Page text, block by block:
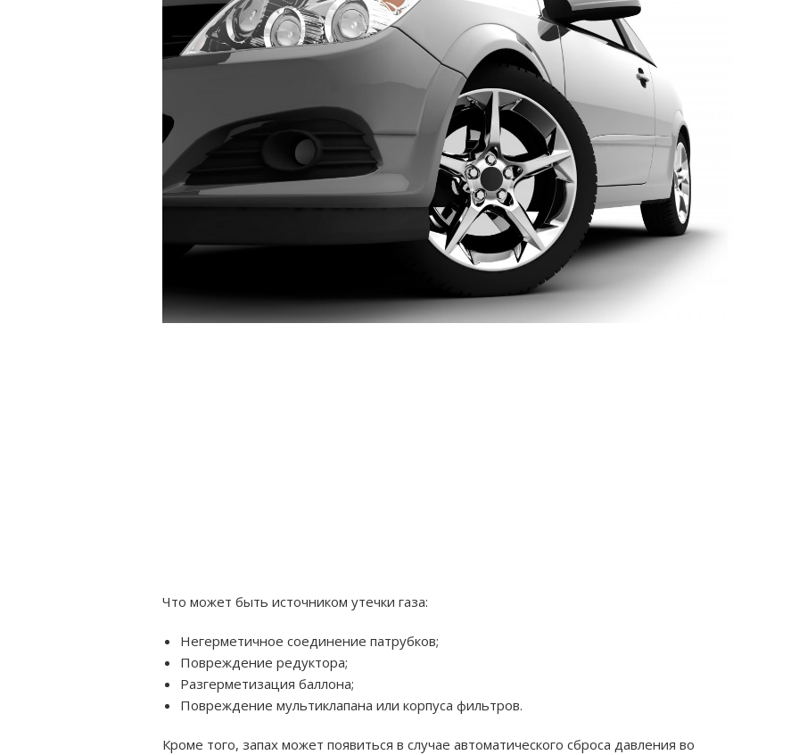
Что может быть источником утечки газа:
Негерметичное соединение патрубков;
Повреждение редуктора;
Разгерметизация баллона;
Повреждение мультиклапана или корпуса фильтров.
Кроме того, запах может появиться в случае автоматического сброса давления во